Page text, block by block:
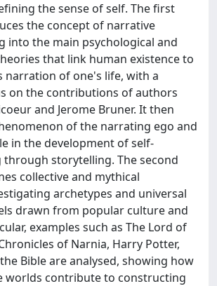
the sense of self. The first
the concept of narrative
into the main psychological and
that link human existence to
narration of one's life, with a
on the contributions of authors
and Jerome Bruner. It then
of the narrating ego and
in the development of self-
storytelling. The second
collective and mythical
archetypes and universal
drawn from popular culture and
examples such as The Lord of
of Narnia, Harry Potter,
Bible are analysed, showing how
worlds contribute to constructing